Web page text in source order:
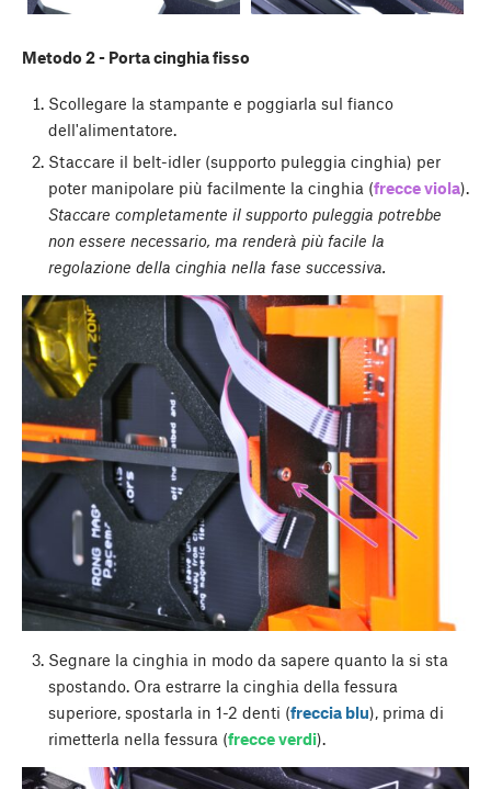
Metodo 2 - Porta cinghia fisso
Scollegare la stampante e poggiarla sul fianco
dell'alimentatore.
Staccare il belt-idler (supporto puleggia cinghia) per
poter manipolare più facilmente la cinghia (frecce viola).
Staccare completamente il supporto puleggia potrebbe
non essere necessario, ma renderà più facile la
regolazione della cinghia nella fase successiva.
Segnare la cinghia in modo da sapere quanto la si sta
spostando. Ora estrarre la cinghia della fessura
superiore, spostarla in 1-2 denti (freccia blu), prima di
rimetterla nella fessura (frecce verdi).